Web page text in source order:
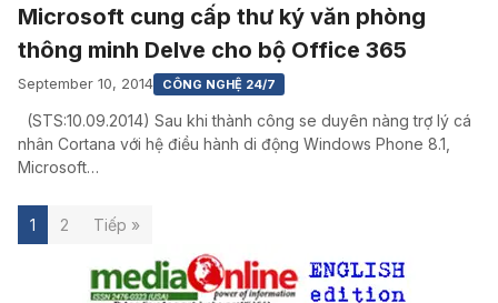
Microsoft cung cấp thư ký văn phòng
thông minh Delve cho bộ Office 365
September 10, 2014 CÔNG NGHỆ 24/7
(STS:10.09.2014) Sau khi thành công se duyên nàng trợ lý cá
nhân Cortana với hệ điều hành di động Windows Phone 8.1,
Microsoft…
1 2 Tiếp »